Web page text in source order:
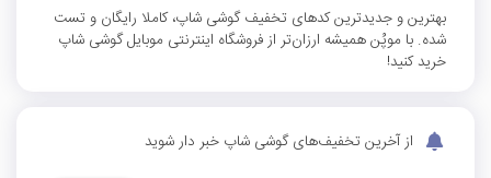
بهترین و جدیدترین کدهای تخفیف گوشی شاپ، کاملا رایگان و تست
شده. با موپُن همیشه ارزان‌تر از فروشگاه اینترنتی موبایل گوشی شاپ
خرید کنید!
از آخرین تخفیف‌های گوشی شاپ خبر دار شوید